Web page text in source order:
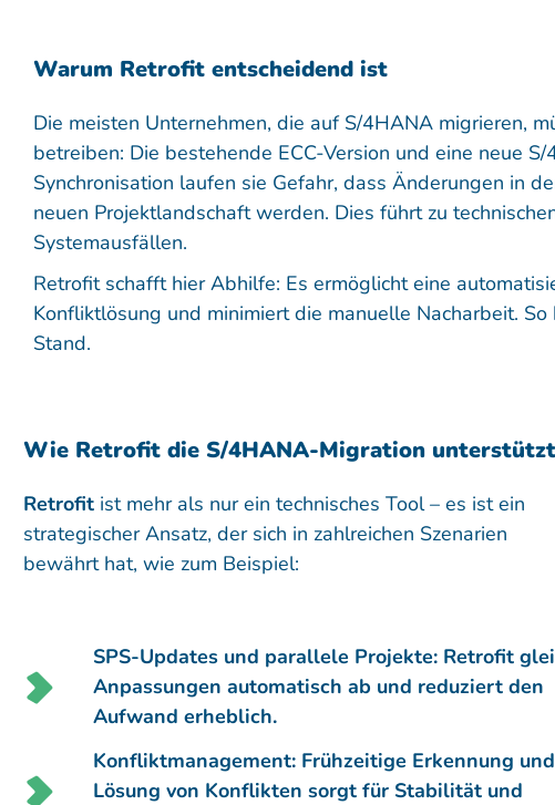
Warum Retrofit entscheidend ist​
Die meisten Unternehmen, die auf S/4HANA migrieren,
betreiben: Die bestehende ECC-Version und eine neue
Synchronisation laufen sie Gefahr, dass Änderungen in
neuen Projektlandschaft werden. Dies führt zu
Systemausfällen.
Retrofit schafft hier Abhilfe: Es ermöglicht eine
Konfliktlösung und minimiert die manuelle Nacharbeit.
Stand.
Wie Retrofit die S/4HANA-Migration unterstützt
Retrofit ist mehr als nur ein technisches Tool – es ist ein
strategischer Ansatz, der sich in zahlreichen Szenarien
bewährt hat, wie zum Beispiel:
SPS-Updates und parallele Projekte: Retrofit
Anpassungen automatisch ab und reduziert den
Aufwand erheblich.
Konfliktmanagement: Frühzeitige Erkennung und
Lösung von Konflikten sorgt für Stabilität und